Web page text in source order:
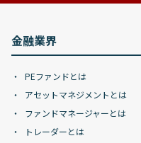
金融業界
PEファンドとは
アセットマネジメントとは
ファンドマネージャーとは
トレーダーとは